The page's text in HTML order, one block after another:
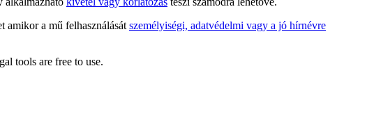
amikor a mű felhasználását személyiségi, adatvédelmi vagy a jó hírnévre
tools are free to use.